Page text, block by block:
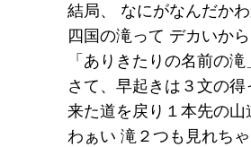
結局、 なにがなんだか
四国の滝って デカいか
「ありきたりの名前の
さて、早起きは３文の
来た道を戻り１本先の
わぁい 滝２つも見れち